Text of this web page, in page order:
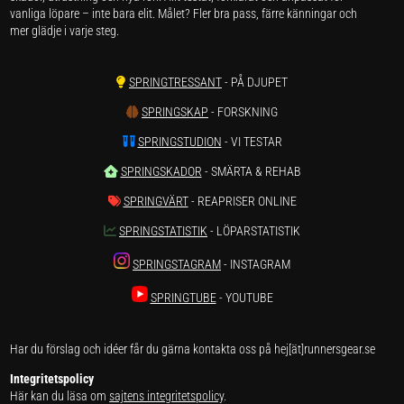
vanliga löpare – inte bara elit. Målet? Fler bra pass, färre känningar och
mer glädje i varje steg.
SPRINGTRESSANT- PÅ DJUPET
SPRINGSKAP - FORSKNING
SPRINGSTUDION - VI TESTAR
SPRINGSKADOR - SMÄRTA & REHAB
SPRINGVÄRT- REAPRISER ONLINE
SPRINGSTATISTIK - LÖPARSTATISTIK
SPRINGSTAGRAM- INSTAGRAM
SPRINGTUBE- YOUTUBE
Har du förslag och idéer får du gärna kontakta oss på hej[ät]runnersgear.se
Integritetspolicy
Här kan du läsa omsajtens integritetspolicy.